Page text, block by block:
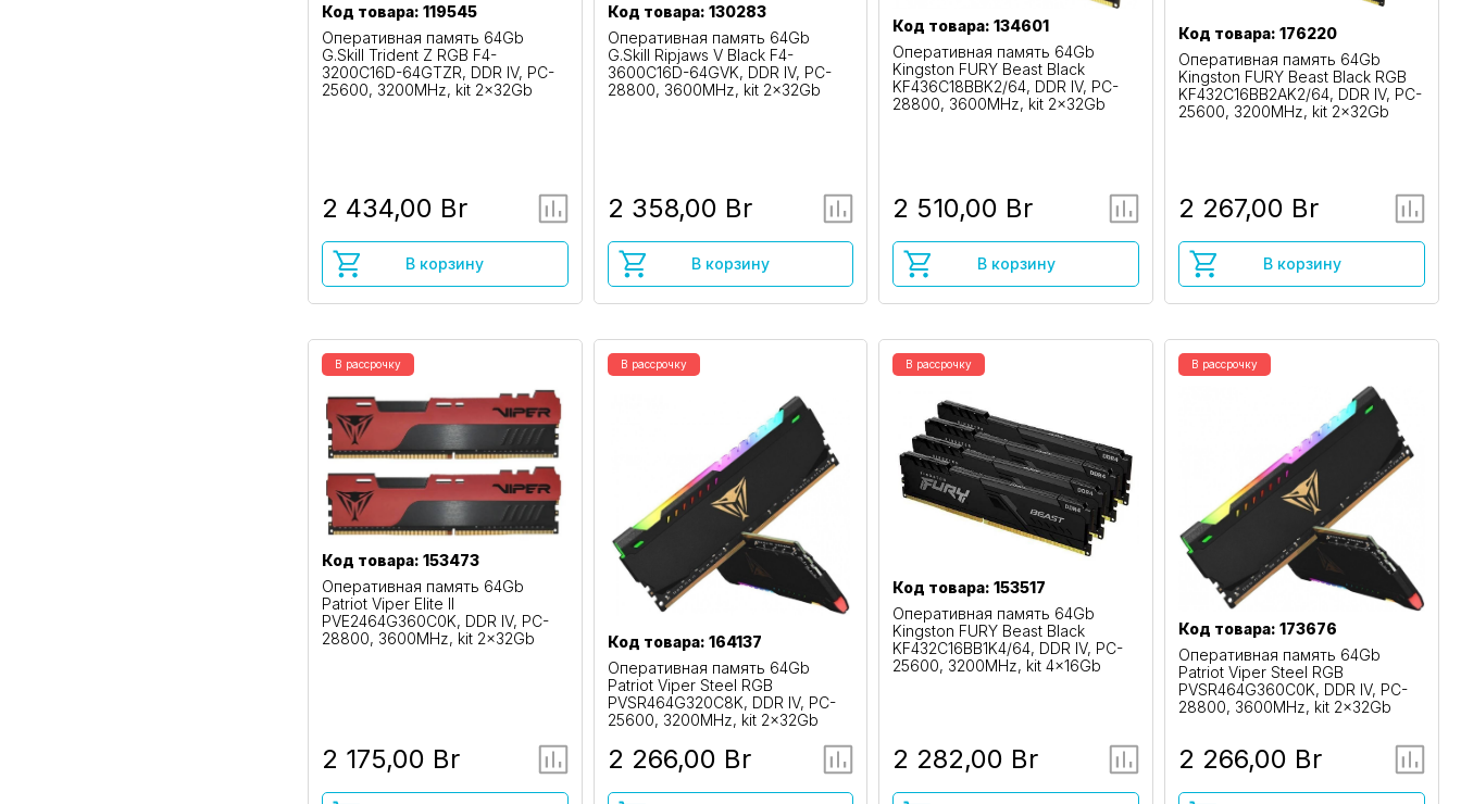
Код товара: 119545
Оперативная память 64Gb
G.Skill Trident Z RGB F4-
3200C16D-64GTZR, DDR IV, PC-
25600, 3200MHz, kit 2x32Gb
2 434,00 Br
В корзину
Код товара: 130283
Оперативная память 64Gb
G.Skill Ripjaws V Black F4-
3600C16D-64GVK, DDR IV, PC-
28800, 3600MHz, kit 2x32Gb
2 358,00 Br
В корзину
Код товара: 134601
Оперативная память 64Gb
Kingston FURY Beast Black
KF436C18BBK2/64, DDR IV, PC-
28800, 3600MHz, kit 2x32Gb
2 510,00 Br
В корзину
Код товара: 176220
Оперативная память 64Gb
Kingston FURY Beast Black RGB
KF432C16BB2AK2/64, DDR IV, PC-
25600, 3200MHz, kit 2x32Gb
2 267,00 Br
В корзину
В рассрочку
Код товара: 153473
Оперативная память 64Gb
Patriot Viper Elite II
PVE2464G360C0K, DDR IV, PC-
28800, 3600MHz, kit 2x32Gb
2 175,00 Br
В рассрочку
Код товара: 164137
Оперативная память 64Gb
Patriot Viper Steel RGB
PVSR464G320C8K, DDR IV, PC-
25600, 3200MHz, kit 2x32Gb
2 266,00 Br
В рассрочку
Код товара: 153517
Оперативная память 64Gb
Kingston FURY Beast Black
KF432C16BB1K4/64, DDR IV, PC-
25600, 3200MHz, kit 4x16Gb
2 282,00 Br
В рассрочку
Код товара: 173676
Оперативная память 64Gb
Patriot Viper Steel RGB
PVSR464G360C0K, DDR IV, PC-
28800, 3600MHz, kit 2x32Gb
2 266,00 Br